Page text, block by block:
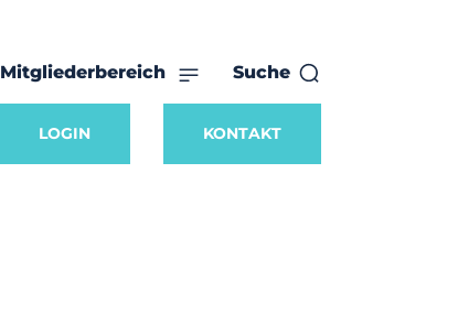
Mitgliederbereich Suche
LOGIN KONTAKT